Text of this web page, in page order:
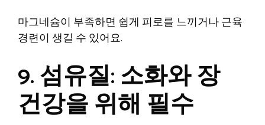
마그네슘이 부족하면 쉽게 피로를 느끼거나 근육
경련이 생길 수 있어요.
9. 섬유질: 소화와 장
건강을 위해 필수